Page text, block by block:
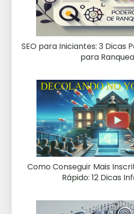
SEO para Iniciantes: 3 Dicas
para
Como Conseguir Mais
Rápido: 12 Dicas